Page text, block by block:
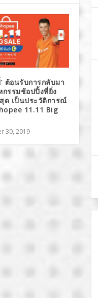
ต้อนรับการกลับมา
กรรมช้อปปิ้งที่ยิ่ง
ด เป็นประวัติการณ์
11.11 Big
30, 2019